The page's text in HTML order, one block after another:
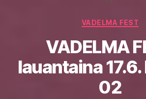
VADELMA FEST
VADELMA
lauantaina 17.6.
02